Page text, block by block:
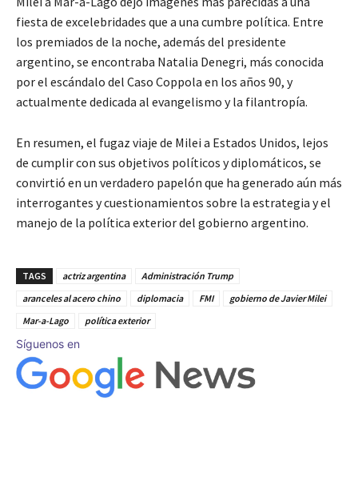
fiesta de excelebridades que a una cumbre política. Entre
los premiados de la noche, además del presidente
argentino, se encontraba Natalia Denegri, más conocida
por el escándalo del Caso Coppola en los años 90, y
actualmente dedicada al evangelismo y la filantropía.
En resumen, el fugaz viaje de Milei a Estados Unidos, lejos
de cumplir con sus objetivos políticos y diplomáticos, se
convirtió en un verdadero papelón que ha generado aún más
interrogantes y cuestionamientos sobre la estrategia y el
manejo de la política exterior del gobierno argentino.
TAGS actriz argentina
Administración Trump
aranceles al acero chino
diplomacia FMI
gobierno de Javier Milei
Mar-a-Lago
política exterior
Síguenos en